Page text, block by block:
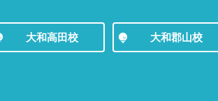
大和高田校 大和郡山校